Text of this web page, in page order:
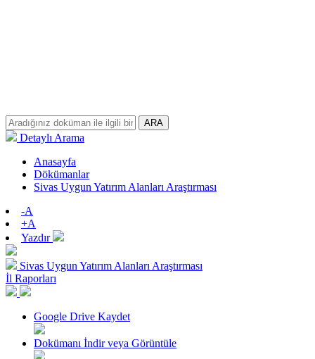
ARA
Detaylı Arama
Anasayfa
Dökümanlar
Sivas Uygun Yatırım Alanları Araştırması
-A
+A
Yazdır
Sivas Uygun Yatırım Alanları Araştırması
İl Raporları
Google Drive Kaydet
Dokümanı İndir veya Görüntüle